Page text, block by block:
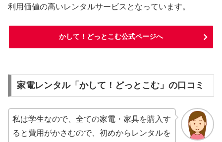
利用価値の高いレンタルサービスとなっています。
かして！どっとこむ公式ページへ
家電レンタル「かして！どっとこむ」の口コミ
私は学生なので、全ての家電・家具を購入す
ると費用がかさむので、初めからレンタルを